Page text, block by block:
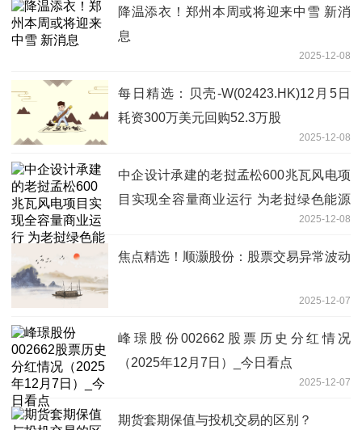
降温添衣！郑州本周或将迎来中雪 新消
息
2025-12-08
每日精选：贝壳-W(02423.HK)12月5日
耗资300万美元回购52.3万股
2025-12-08
中企设计承建的老挝孟松600兆瓦风电项
目实现全容量商业运行 为老挝绿色能源
转型注入动力（共建“一带一路”·第一现
场）
2025-12-08
焦点精选！顺灏股份：股票交易异常波动
2025-12-07
峰璟股份002662股票历史分红情况
（2025年12月7日）_今日看点
2025-12-07
期货套期保值与投机交易的区别？